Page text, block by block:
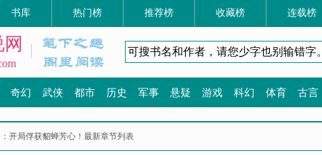
书库 热门榜 推荐榜 收藏榜 连载榜
奇幻 武侠 都市 历史 军事 悬疑 游戏 科幻 体育 古言
开局俘获貂蝉芳心！最新章节列表